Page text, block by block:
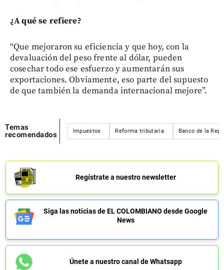
¿A qué se refiere?
“Que mejoraron su eficiencia y que hoy, con la
devaluación del peso frente al dólar, pueden
cosechar todo ese esfuerzo y aumentarán sus
exportaciones. Obviamente, eso parte del supuesto
de que también la demanda internacional mejore”.
Temas
recomendados
Impuestos Reforma tributaria Banco de la
Regístrate a nuestro newsletter
Siga las noticias de EL COLOMBIANO desde Google
News
Únete a nuestro canal de Whatsapp